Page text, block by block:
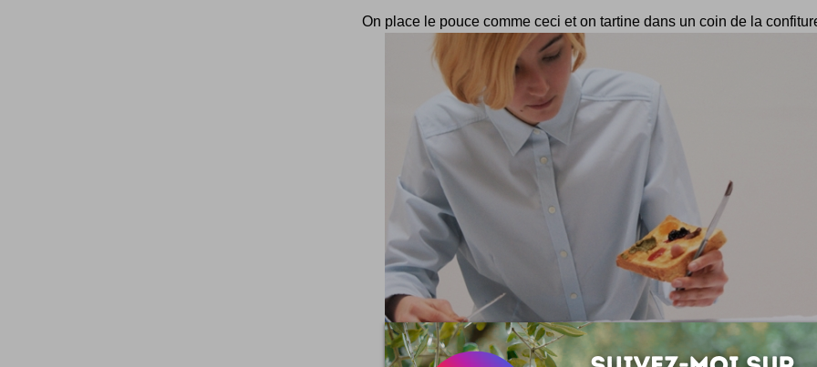
On place le pouce comme ceci et on tartine dans un coin de la